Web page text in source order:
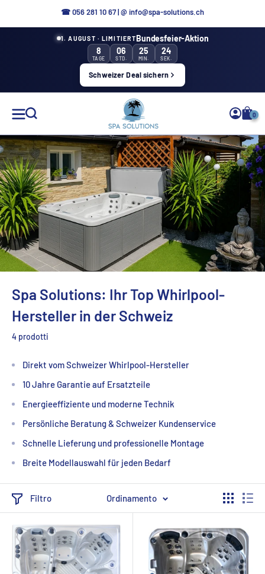
☎056 281 10 67|@ info@spa-solutions.ch
1. AUGUST · LIMITIERTBundesfeier-Aktion
8
TAGE
06
STD.
25
MIN.
22
SEK.
Schweizer Deal sichern
Soluzioni
Spa
0
Spa Solutions: Ihr Top Whirlpool-
Hersteller in der Schweiz
4 prodotti
Direkt vom Schweizer Whirlpool-Hersteller
10 Jahre Garantie auf Ersatzteile
Energieeffiziente und moderne Technik
Persönliche Beratung & Schweizer Kundenservice
Schnelle Lieferung und professionelle Montage
Breite Modellauswahl für jeden Bedarf
Filtro Ordinamento